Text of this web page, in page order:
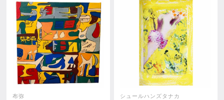
布弥 シュールハンズタナカ